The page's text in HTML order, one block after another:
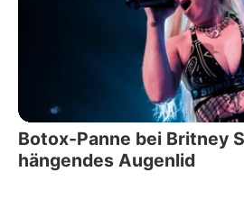
Botox-Panne bei Britney
hängendes Augenlid